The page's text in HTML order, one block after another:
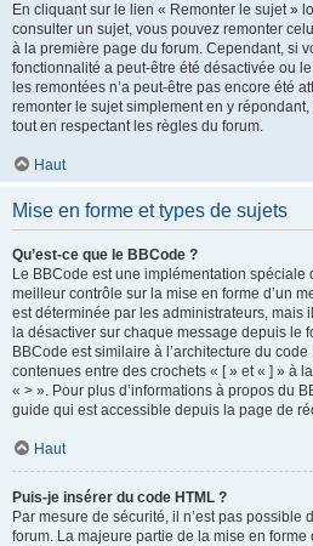
En cliquant sur le lien « Remonter le sujet »
consulter un sujet, vous pouvez remonter
à la première page du forum. Cependant, si
fonctionnalité a peut-être été désactivée ou
les remontées n’a peut-être pas encore été
remonter le sujet simplement en y
tout en respectant les règles du forum.
Haut
Mise en forme et types de sujets
Qu’est-ce que le BBCode ?
Le BBCode est une implémentation spéciale
meilleur contrôle sur la mise en forme d’un
est déterminée par les administrateurs, mais
la désactiver sur chaque message depuis le
BBCode est similaire à l’architecture du
contenues entre des crochets « [ » et « ] » à
« > ». Pour plus d’informations à propos du
guide qui est accessible depuis la page de
Haut
Puis-je insérer du code HTML ?
Par mesure de sécurité, il n’est pas possible
forum. La majeure partie de la mise en